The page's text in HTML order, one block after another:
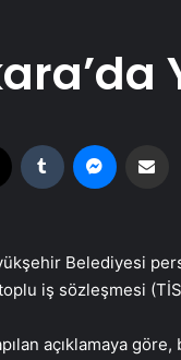
Tumblr
Belediyesi
iş sözleşmesi
açıklamaya